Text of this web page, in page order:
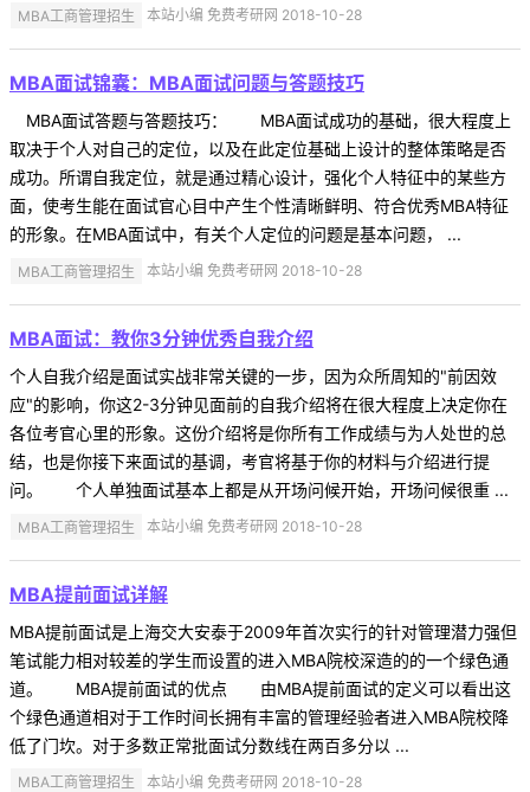
MBA工商管理招生 本站小编 免费考研网 2018-10-28
MBA面试锦囊：MBA面试问题与答题技巧
MBA面试答题与答题技巧： MBA面试成功的基础，很大程度上
取决于个人对自己的定位，以及在此定位基础上设计的整体策略是否
成功。所谓自我定位，就是通过精心设计，强化个人特征中的某些方
面，使考生能在面试官心目中产生个性清晰鲜明、符合优秀MBA特征
的形象。在MBA面试中，有关个人定位的问题是基本问题， ...
MBA工商管理招生 本站小编 免费考研网 2018-10-28
MBA面试：教你3分钟优秀自我介绍
个人自我介绍是面试实战非常关键的一步，因为众所周知的"前因效
应"的影响，你这2-3分钟见面前的自我介绍将在很大程度上决定你在
各位考官心里的形象。这份介绍将是你所有工作成绩与为人处世的总
结，也是你接下来面试的基调，考官将基于你的材料与介绍进行提
问。 个人单独面试基本上都是从开场问候开始，开场问候很重 ...
MBA工商管理招生 本站小编 免费考研网 2018-10-28
MBA提前面试详解
MBA提前面试是上海交大安泰于2009年首次实行的针对管理潜力强但
笔试能力相对较差的学生而设置的进入MBA院校深造的的一个绿色通
道。 MBA提前面试的优点 由MBA提前面试的定义可以看出这
个绿色通道相对于工作时间长拥有丰富的管理经验者进入MBA院校降
低了门坎。对于多数正常批面试分数线在两百多分以 ...
MBA工商管理招生 本站小编 免费考研网 2018-10-28